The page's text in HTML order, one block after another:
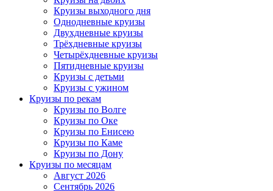
Круизы выходного дня
Однодневные круизы
Двухдневные круизы
Трёхдневные круизы
Четырёхдневные круизы
Пятидневные круизы
Круизы с детьми
Круизы с ужином
Круизы по рекам
Круизы по Волге
Круизы по Оке
Круизы по Енисею
Круизы по Каме
Круизы по Дону
Круизы по месяцам
Август 2026
Сентябрь 2026